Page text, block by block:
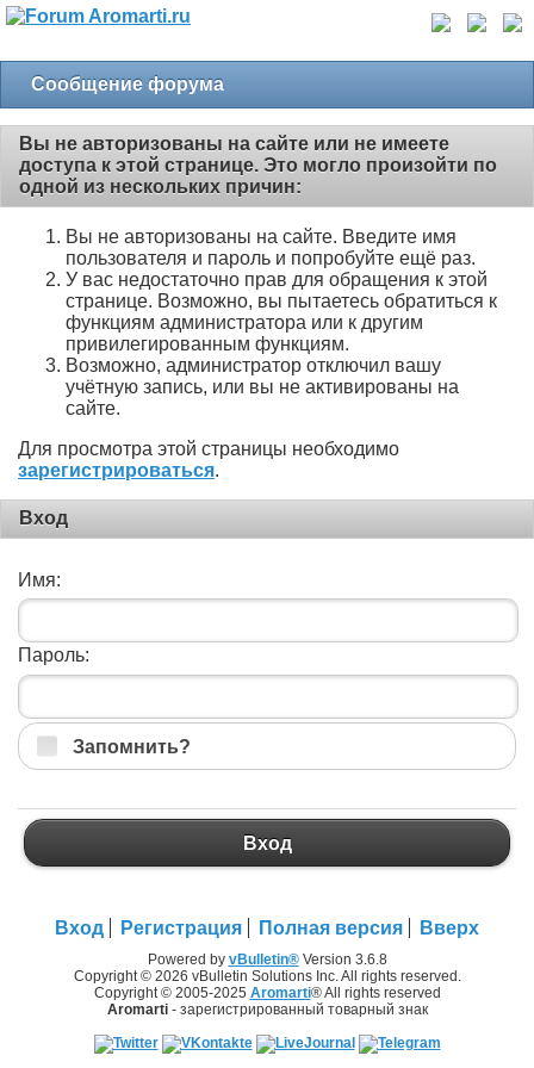
Сообщение форума
Вы не авторизованы на сайте или не имеете
доступа к этой странице. Это могло произойти по
одной из нескольких причин:
Вы не авторизованы на сайте. Введите имя
пользователя и пароль и попробуйте ещё раз.
У вас недостаточно прав для обращения к этой
странице. Возможно, вы пытаетесь обратиться к
функциям администратора или к другим
привилегированным функциям.
Возможно, администратор отключил вашу
учётную запись, или вы не активированы на
сайте.
Для просмотра этой страницы необходимо
зарегистрироваться.
Вход
Имя:
Пароль:
Запомнить?
Вход
Вход Регистрация Полная версия Вверх
Powered by vBulletin®Version 3.6.8
Copyright © 2026 vBulletin Solutions Inc. All rights reserved.
Copyright © 2005-2025 Aromarti® All rights reserved
Aromarti- зарегистрированный товарный знак